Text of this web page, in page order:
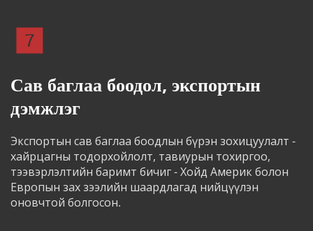
Сав баглаа боодол, экспортын
дэмжлэг
Экспортын сав баглаа боодлын бүрэн зохицуулалт -
хайрцагны тодорхойлолт, тавиурын тохиргоо,
тээвэрлэлтийн баримт бичиг - Хойд Америк болон
Европын зах зээлийн шаардлагад нийцүүлэн
оновчтой болгосон.